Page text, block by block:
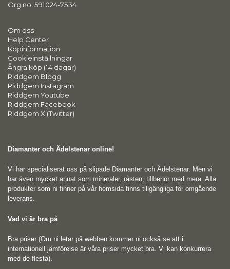
Org.no: 591024-7534
Om oss
Help Center
Köpinformation
Cookieinställningar
Ångra köp (14 dagar)
Riddgem Blogg
Riddgem Instagram
Riddgem Youtube
Riddgem Facebook
Riddgem X (Twitter)
Diamanter och Ädelstenar online!
Vi har specialiserat oss på slipade Diamanter och Ädelstenar. Men vi
har även mycket annat som mineraler, råsten, tillbehör med mera. Alla
produkter som ni finner på vår hemsida finns tillgängliga för omgående
leverans.
Vad vi är bra på
Bra priser (Om ni letar på webben kommer ni också se att i
internationell jämförelse är våra priser mycket bra. Vi kan konkurrera
med de flesta).